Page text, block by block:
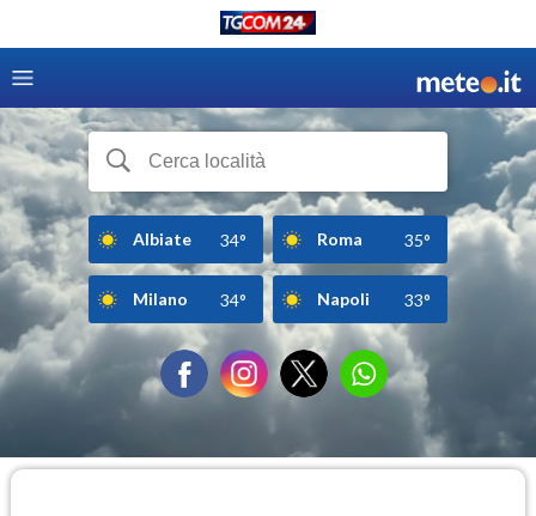
Albiate 34° Roma 35°
Milano 34° Napoli 33°